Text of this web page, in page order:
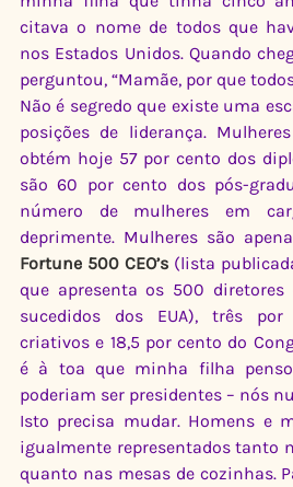
citava o nome de todos que
nos Estados Unidos. Quando
perguntou, “Mamãe, por que
Não é segredo que existe uma
posições de liderança.
obtém hoje 57 por cento dos
são 60 por cento dos pós-
número de mulheres em
Fortune 500 CEO’s (lista
que apresenta os 500 diretores
sucedidos dos EUA), três
criativos e 18,5 por cento do
é à toa que minha filha
poderiam ser presidentes – nós
Isto precisa mudar. Homens e
igualmente representados tanto
quanto nas mesas de cozinhas.